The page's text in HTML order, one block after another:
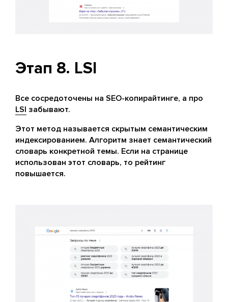
Этап 8. LSI
Все сосредоточены на SEO-копирайтинге, а про
LSI забывают.
Этот метод называется скрытым семантическим
индексированием. Алгоритм знает семантический
словарь конкретной темы. Если на странице
использован этот словарь, то рейтинг
повышается.